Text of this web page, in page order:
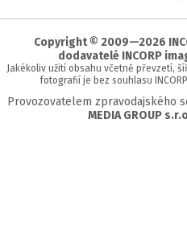
Copyright © 2009—2026
dodavatelé INCORP
Jakékoliv užití obsahu včetně převzetí,
fotografií je bez souhlasu
Provozovatelem zpravodajského
MEDIA GROUP